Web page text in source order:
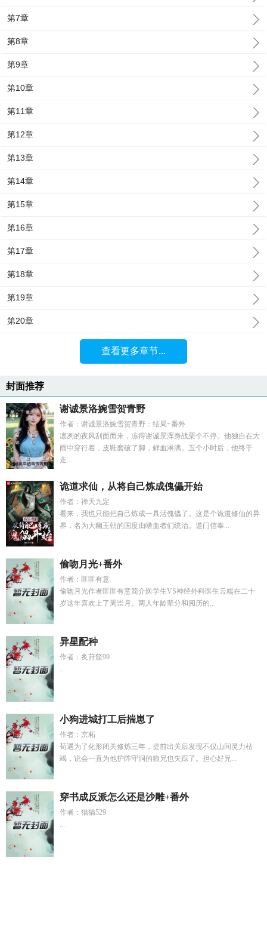
第7章
第8章
第9章
第10章
第11章
第12章
第13章
第14章
第15章
第16章
第17章
第18章
第19章
第20章
查看更多章节...
封面推荐
谢诚景洛婉雪贺青野
作者：谢诚景洛婉雪贺青野：结局+番外
凛冽的夜风刮面而来，冻得谢诚景浑身战栗个不停。他独自在大
雨中穿行着，皮鞋磨破了脚，鲜血淋漓。五个小时后，他终于
走...
诡道求仙，从将自己炼成傀儡开始
作者：禅天九定
看来，我也只能把自己炼成一具活傀儡了。这是个诡道修仙的异
界，名为大幽王朝的国度由嗜血者们统治。道门信奉...
偷吻月光+番外
作者：匪匪有意
偷吻月光作者匪匪有意简介医学生VS神经外科医生云糯在二十
岁这年喜欢上了周崇月。两人年龄辈分和阅历的...
异星配种
作者：炙莳韰99
...
小狗进城打工后揣崽了
作者：京柘
荀遇为了化形闭关修炼三年，提前出关后发现不仅山间灵力枯
竭，说会一直为他护阵守洞的狼兄也失踪了。担心好兄...
穿书成反派怎么还是沙雕+番外
作者：猫猫529
...